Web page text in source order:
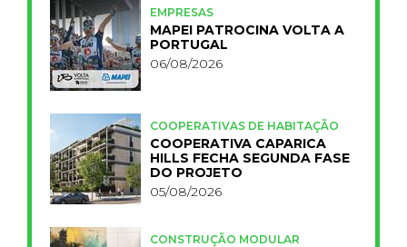
EMPRESAS
MAPEI PATROCINA VOLTA A
PORTUGAL
06/08/2026
COOPERATIVAS DE HABITAÇÃO
COOPERATIVA CAPARICA
HILLS FECHA SEGUNDA FASE
DO PROJETO
05/08/2026
CONSTRUÇÃO MODULAR